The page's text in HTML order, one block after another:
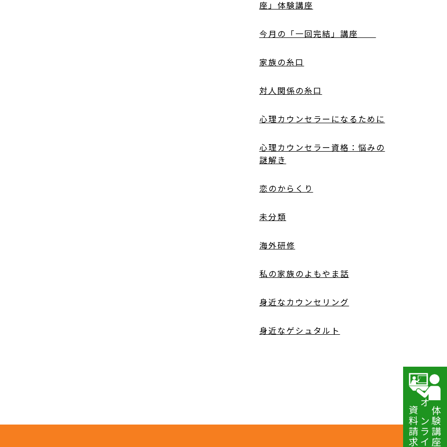
座」体験講座
今月の「一回完結」講座
家族の糸口
対人関係の糸口
心理カウンセラーになるために
心理カウンセラー資格：悩みの
謎解き
恋のからくり
未分類
海外研修
私の家族のよもやま話
身近なカウンセリング
身近なゲシュタルト
体験講座
資料請求